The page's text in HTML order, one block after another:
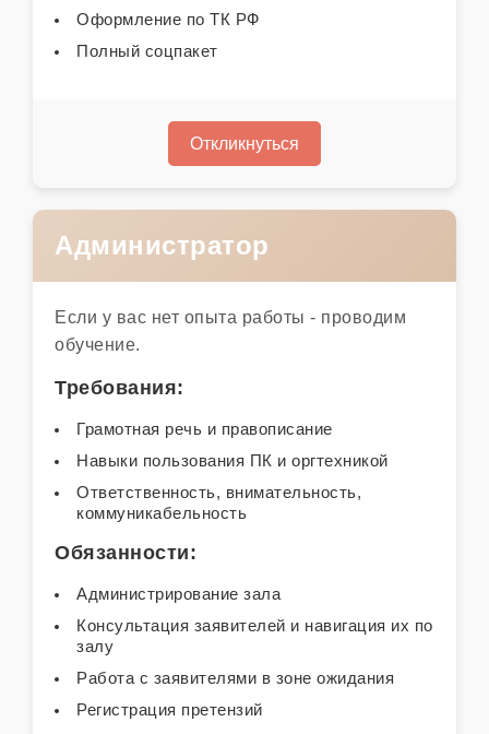
Оформление по ТК РФ
Полный соцпакет
Откликнуться
Администратор
Если у вас нет опыта работы - проводим
обучение.
Требования:
Грамотная речь и правописание
Навыки пользования ПК и оргтехникой
Ответственность, внимательность,
коммуникабельность
Обязанности:
Администрирование зала
Консультация заявителей и навигация их по
залу
Работа с заявителями в зоне ожидания
Регистрация претензий